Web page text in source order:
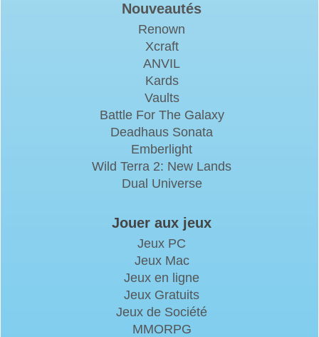
Nouveautés
Renown
Xcraft
ANVIL
Kards
Vaults
Battle For The Galaxy
Deadhaus Sonata
Emberlight
Wild Terra 2: New Lands
Dual Universe
Jouer aux jeux
Jeux PC
Jeux Mac
Jeux en ligne
Jeux Gratuits
Jeux de Société
MMORPG